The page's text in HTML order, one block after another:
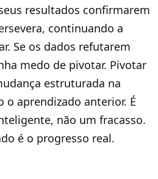
resultados confirmarem
continuando a
Se os dados refutarem
medo de pivotar. Pivotar
estruturada na
aprendizado anterior. É
não um fracasso.
é o progresso real.